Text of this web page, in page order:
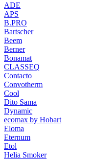
ADE
APS
B.PRO
Bartscher
Beem
Berner
Bonamat
CLASSEQ
Contacto
Convotherm
Cool
Dito Sama
Dynamic
ecomax by Hobart
Eloma
Eternum
Etol
Helia Smoker